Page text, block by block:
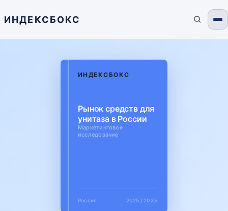
ИНДЕКСБОКС
ИНДЕКСБОКС
Рынок средств для
унитаза в России
Маркетинговое
исследование
Россия 2025 / 2035